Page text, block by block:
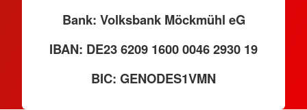
Bank: Volksbank Möckmühl eG
IBAN: DE23 6209 1600 0046 2930 19
BIC: GENODES1VMN